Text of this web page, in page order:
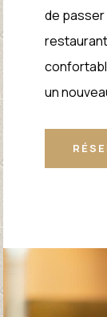
de passer
un